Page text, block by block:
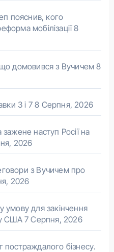
пояснив, кого
мобілізації 8
домовився з Вучичем 8
3 і 7 8 Серпня, 2026
наступ Росії на
2026
з Вучичем про
2026
умову для закінчення
США 7 Серпня, 2026
бізнесу.